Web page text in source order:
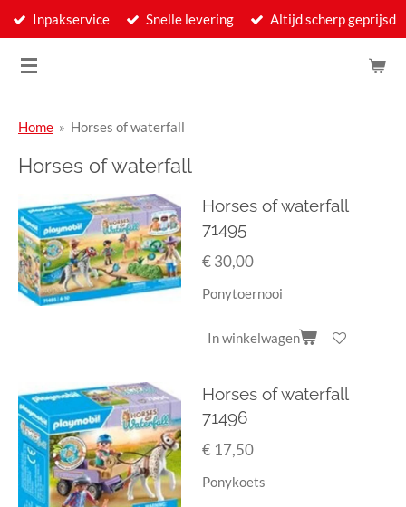
Ga
naar
Inpakservice Snelle levering Altijd scherp geprijsd
Home » Horses of waterfall
Horses of waterfall
Horses of waterfall
71495
€ 30,00
Ponytoernooi
In winkelwagen
Horses of waterfall
71496
€ 17,50
Ponykoets